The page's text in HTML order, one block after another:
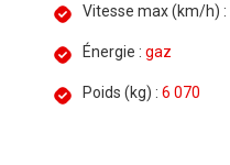
Vitesse max (km/h) :
Énergie : gaz
Poids (kg) : 6 070